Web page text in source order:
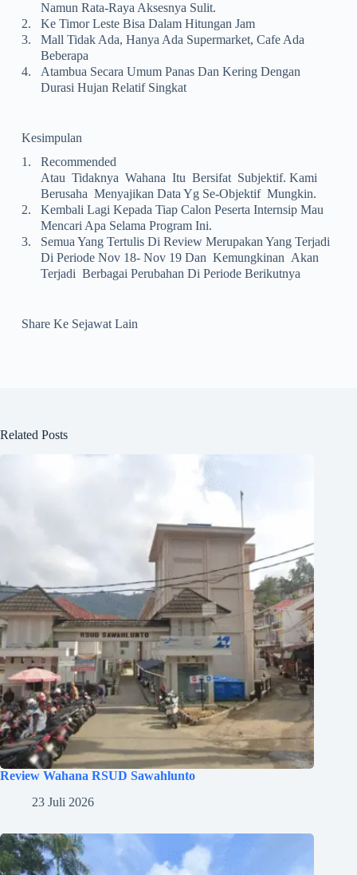
Namun Rata-Raya Aksesnya Sulit.
2.
Ke Timor Leste Bisa Dalam Hitungan Jam
3.
Mall Tidak Ada, Hanya Ada Supermarket, Cafe Ada
Beberapa
4.
Atambua Secara Umum Panas Dan Kering Dengan
Durasi Hujan Relatif Singkat
Kesimpulan
1.
Recommended
Atau Tidaknya Wahana Itu Bersifat Subjektif. Kami
Berusaha Menyajikan Data Yg Se-Objektif Mungkin.
2.
Kembali Lagi Kepada Tiap Calon Peserta Internsip Mau
Mencari Apa Selama Program Ini.
3.
Semua Yang Tertulis Di Review Merupakan Yang Terjadi
Di Periode Nov 18- Nov 19 Dan Kemungkinan Akan
Terjadi Berbagai Perubahan Di Periode Berikutnya
Share Ke Sejawat Lain
Related Posts
Review Wahana RSUD Sawahlunto
23 Juli 2026